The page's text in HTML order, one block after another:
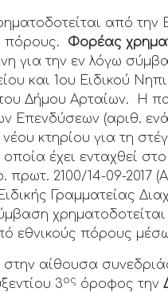
από την
πόρους. Φορέας
για την εν λόγω
και 1ου Ειδικού
του Δήμου Αρταίων. Η
Επενδύσεων (αριθ.
κτηρίου για τη
έχει ενταχθεί
2100/14-09-2017
Γραμματείας
εθνικούς πόρους
στην αίθουσα
3ος όροφος την